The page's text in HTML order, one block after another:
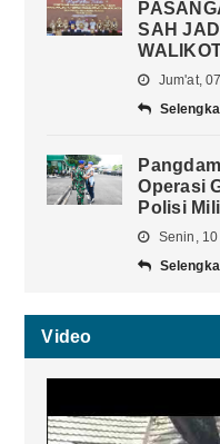
SAH
Jum'at,
Operasi
Polisi
Senin,
Video